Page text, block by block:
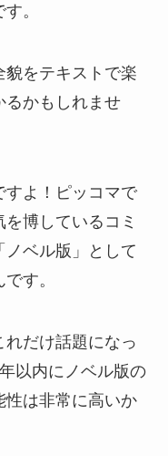
。
をテキストで楽
るかもしれませ
すよ！ピッコマで
博しているコミ
ノベル版」として
す。
だけ話題になっ
以内にノベル版の
性は非常に高いか